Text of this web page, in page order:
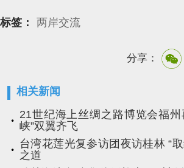
标签： 两岸交流
分享：
相关新闻
21世纪海上丝绸之路博览会福州
峡”双翼齐飞
台湾花莲光复参访团夜访桂林 “
之道